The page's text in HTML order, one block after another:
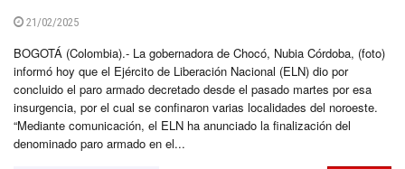
21/02/2025
BOGOTÁ (Colombia).- La gobernadora de Chocó, Nubia Córdoba, (foto)
informó hoy que el Ejército de Liberación Nacional (ELN) dio por
concluido el paro armado decretado desde el pasado martes por esa
insurgencia, por el cual se confinaron varias localidades del noroeste.
“Mediante comunicación, el ELN ha anunciado la finalización del
denominado paro armado en el...